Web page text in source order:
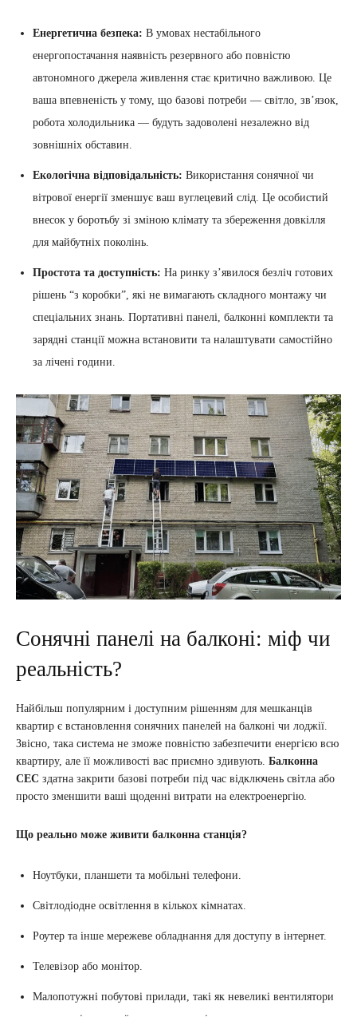
Енергетична безпека: В умовах нестабільного
енергопостачання наявність резервного або повністю
автономного джерела живлення стає критично важливою. Це
ваша впевненість у тому, що базові потреби — світло, зв’язок,
робота холодильника — будуть задоволені незалежно від
зовнішніх обставин.
Екологічна відповідальність: Використання сонячної чи
вітрової енергії зменшує ваш вуглецевий слід. Це особистий
внесок у боротьбу зі зміною клімату та збереження довкілля
для майбутніх поколінь.
Простота та доступність: На ринку з’явилося безліч готових
рішень “з коробки”, які не вимагають складного монтажу чи
спеціальних знань. Портативні панелі, балконні комплекти та
зарядні станції можна встановити та налаштувати самостійно
за лічені години.
Сонячні панелі на балконі: міф чи
реальність?
Найбільш популярним і доступним рішенням для мешканців
квартир є встановлення сонячних панелей на балконі чи лоджії.
Звісно, така система не зможе повністю забезпечити енергією всю
квартиру, але її можливості вас приємно здивують. Балконна
СЕС здатна закрити базові потреби під час відключень світла або
просто зменшити ваші щоденні витрати на електроенергію.
Що реально може живити балконна станція?
Ноутбуки, планшети та мобільні телефони.
Світлодіодне освітлення в кількох кімнатах.
Роутер та інше мережеве обладнання для доступу в інтернет.
Телевізор або монітор.
Малопотужні побутові прилади, такі як невеликі вентилятори